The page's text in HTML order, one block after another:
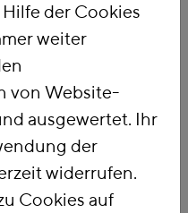
Steuer-
der Cookies
weiter
von Website-
ausgewertet. Ihr
der
widerrufen.
Cookies auf